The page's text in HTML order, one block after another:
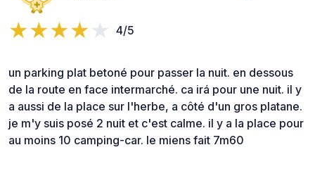
4/5
un parking plat betoné pour passer la nuit. en dessous
de la route en face intermarché. ca irá pour une nuit. il y
a aussi de la place sur l'herbe, a côté d'un gros platane.
je m'y suis posé 2 nuit et c'est calme. il y a la place pour
au moins 10 camping-car. le miens fait 7m60